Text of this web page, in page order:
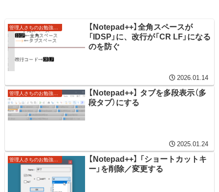
【Notepad++】全角スペースが
「IDSP」に、改行が「CR LF」になる
のを防ぐ
2026.01.14
管理人さちのお勉強ノート
【Notepad++】 タブを多段表示（多
段タブ）にする
2025.01.24
【Notepad++】 「ショートカットキ
ー」を削除／変更する